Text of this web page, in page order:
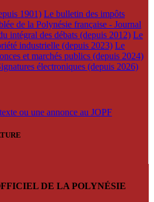
1901) Le bulletin des impôts
de la Polynésie française - Journal
intégral des débats (depuis 2012) Le
industrielle (depuis 2023) Le
et marchés publics (depuis 2024)
électroniques (depuis 2026)
ou une annonce au JOPF
DE LA POLYNÉSIE